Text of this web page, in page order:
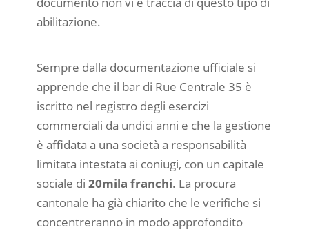
abilitazione.
Sempre dalla documentazione ufficiale si
apprende che il bar di Rue Centrale 35 è
iscritto nel registro degli esercizi
commerciali da undici anni e che la gestione
è affidata a una società a responsabilità
limitata intestata ai coniugi, con un capitale
sociale di 20mila franchi. La procura
cantonale ha già chiarito che le verifiche si
concentreranno in modo approfondito